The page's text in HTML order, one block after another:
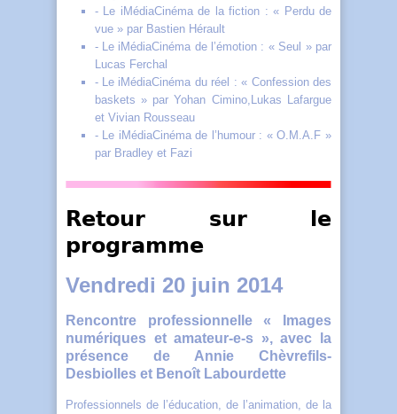
- Le iMédiaCinéma de la fiction : « Perdu de
vue » par Bastien Hérault
- Le iMédiaCinéma de l’émotion : « Seul » par
Lucas Ferchal
- Le iMédiaCinéma du réel : « Confession des
baskets » par Yohan Cimino,Lukas Lafargue
et Vivian Rousseau
- Le iMédiaCinéma de l’humour : « O.M.A.F »
par Bradley et Fazi
Retour sur le
programme
Vendredi 20 juin 2014
Rencontre professionnelle « Images
numériques et amateur-e-s », avec la
présence de Annie Chèvrefils-
Desbiolles et Benoît Labourdette
Professionnels de l’éducation, de l’animation, de la